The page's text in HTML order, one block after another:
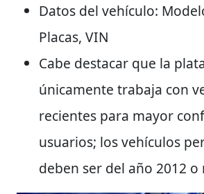
Datos del vehículo:
Placas, VIN
Cabe destacar que la
únicamente trabaja con
recientes para mayor
usuarios; losvehículos
deben ser del año 2012 o